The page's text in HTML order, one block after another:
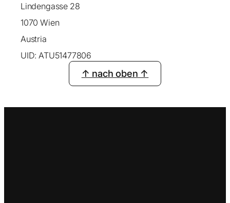
Lindengasse 28
1070 Wien
Austria
UID: ATU51477806
↑ nach oben ↑